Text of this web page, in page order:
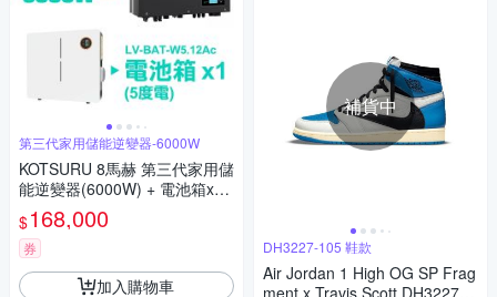
第三代家用儲能逆變器-6000W
KOTSURU 8馬赫 第三代家用儲
能逆變器(6000W) + 電池箱x1
(5度電) 容量可擴充 施工另計現
場估價
$168,000
券
加入購物車
補貨中
DH3227-105 鞋款
Air Jordan 1 High OG SP Frag